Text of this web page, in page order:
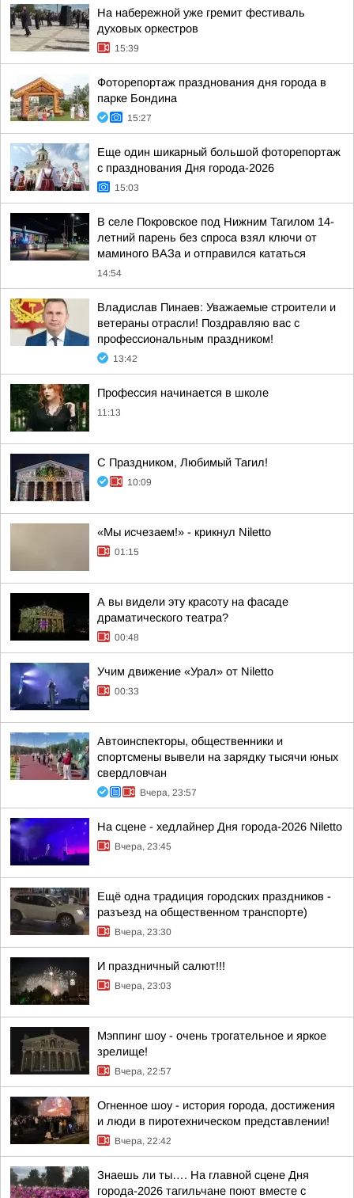
На набережной уже гремит фестиваль
духовых оркестров
15:39
Фоторепортаж празднования дня города в
парке Бондина
15:27
Еще один шикарный большой фоторепортаж
с празднования Дня города-2026
15:03
В селе Покровское под Нижним Тагилом 14-
летний парень без спроса взял ключи от
маминого ВАЗа и отправился кататься
14:54
Владислав Пинаев: Уважаемые строители и
ветераны отрасли! Поздравляю вас с
профессиональным праздником!
13:42
Профессия начинается в школе
11:13
С Праздником, Любимый Тагил!
10:09
«Мы исчезаем!» - крикнул Niletto
01:15
А вы видели эту красоту на фасаде
драматического театра?
00:48
Учим движение «Урал» от Niletto
00:33
Автоинспекторы, общественники и
спортсмены вывели на зарядку тысячи юных
свердловчан
Вчера, 23:57
На сцене - хедлайнер Дня города-2026 Niletto
Вчера, 23:45
Ещё одна традиция городских праздников -
разъезд на общественном транспорте)
Вчера, 23:30
И праздничный салют!!!
Вчера, 23:03
Мэппинг шоу - очень трогательное и яркое
зрелище!
Вчера, 22:57
Огненное шоу - история города, достижения
и люди в пиротехническом представлении!
Вчера, 22:42
Знаешь ли ты…. На главной сцене Дня
города-2026 тагильчане поют вместе с